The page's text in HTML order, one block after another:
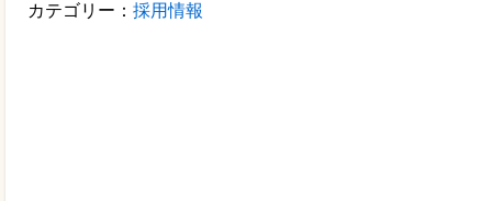
カテゴリー： 採用情報